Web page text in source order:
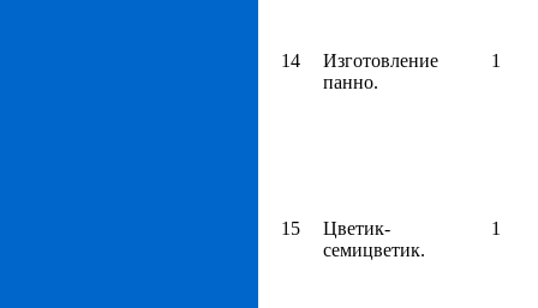
14
Изготовление
панно.
1
15
Цветик-
семицветик.
1